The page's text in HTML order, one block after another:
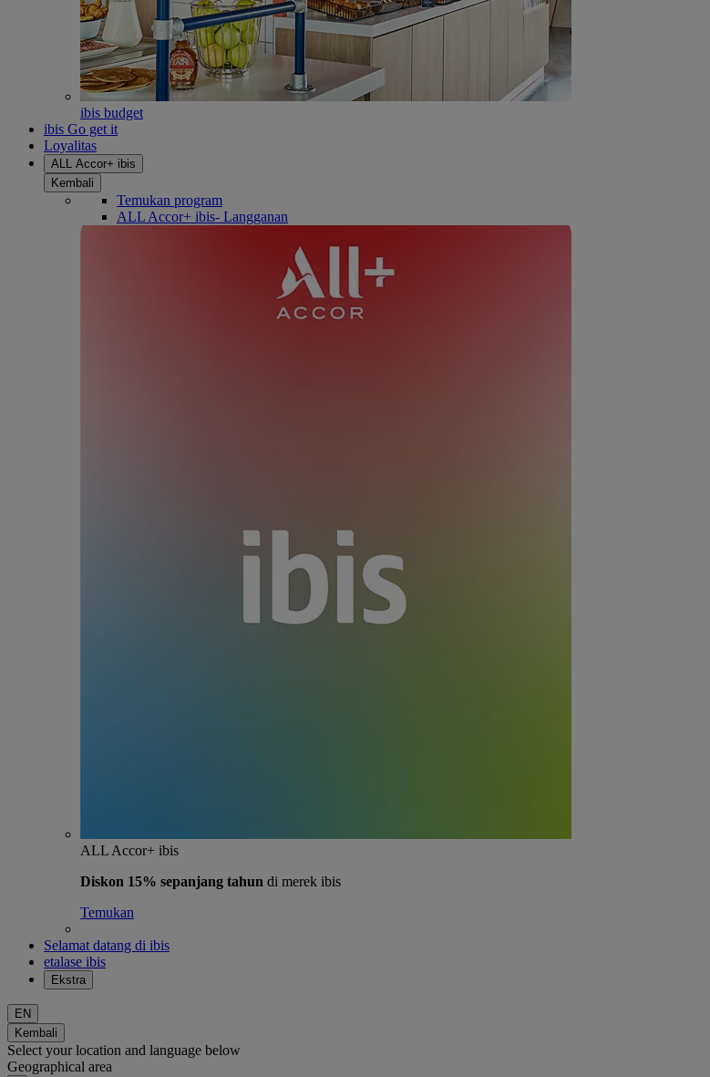
ibis budget
ibis Go get it
Loyalitas
ALL Accor+ ibis
Kembali
Temukan program
ALL Accor+ ibis- Langganan
ALL Accor+ ibis
Diskon 15% sepanjang tahun di merek ibis
Temukan
Selamat datang di ibis
etalase ibis
Ekstra
EN
Kembali
Select your location and language below
Geographical area